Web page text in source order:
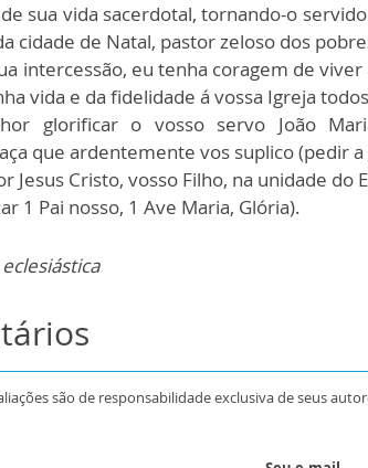
sua vida sacerdotal, tornando-o
cidade de Natal, pastor zeloso dos
intercessão, eu tenha coragem de viver
vida e da fidelidade á vossa Igreja
glorificar o vosso servo João
que ardentemente vos suplico (pedir a
Jesus Cristo, vosso Filho, na unidade do
1 Pai nosso, 1 Ave Maria, Glória).
são de responsabilidade exclusiva de seus